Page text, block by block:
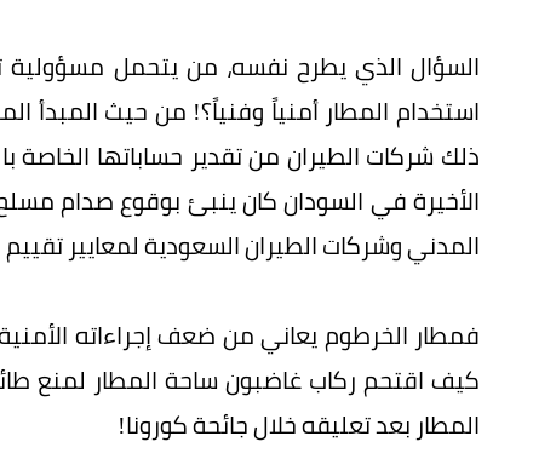
السؤال الذي يطرح نفسه، من يتحمل
استخدام المطار أمنياً وفنياً؟! من حيث
ذلك شركات الطيران من تقدير حساباتها الخاصة
الأخيرة في السودان كان ينبئ بوقوع صدام
المدني وشركات الطيران السعودية لمعايير
فمطار الخرطوم يعاني من ضعف إجراءاته
كيف اقتحم ركاب غاضبون ساحة المطار لمنع
المطار بعد تعليقه خلال جائحة كورونا!